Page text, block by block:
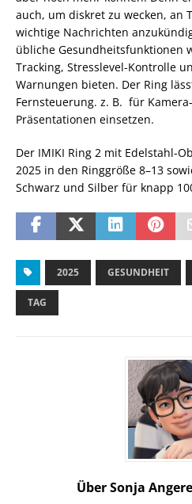
auch, um diskret zu wecken, an
wichtige Nachrichten
übliche Gesundheitsfunktionen
Tracking, Stresslevel-Kontrolle
Warnungen bieten. Der Ring
Fernsteuerung. z. B. für
Präsentationen einsetzen.
Der IMIKI Ring 2 mit Edelstahl-
2025 in den Ringgröße 8–13
Schwarz und Silber für knapp
2025 GESUNDHEIT
TAG
Über Sonja